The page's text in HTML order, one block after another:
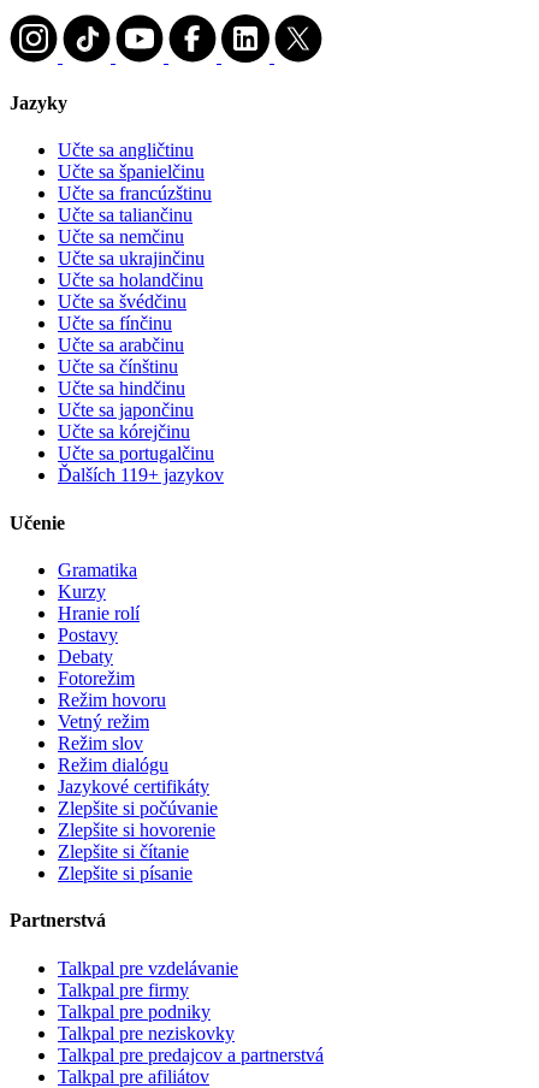
Jazyky
Učte sa angličtinu
Učte sa španielčinu
Učte sa francúzštinu
Učte sa taliančinu
Učte sa nemčinu
Učte sa ukrajinčinu
Učte sa holandčinu
Učte sa švédčinu
Učte sa fínčinu
Učte sa arabčinu
Učte sa čínštinu
Učte sa hindčinu
Učte sa japončinu
Učte sa kórejčinu
Učte sa portugalčinu
Ďalších 119+ jazykov
Učenie
Gramatika
Kurzy
Hranie rolí
Postavy
Debaty
Fotorežim
Režim hovoru
Vetný režim
Režim slov
Režim dialógu
Jazykové certifikáty
Zlepšite si počúvanie
Zlepšite si hovorenie
Zlepšite si čítanie
Zlepšite si písanie
Partnerstvá
Talkpal pre vzdelávanie
Talkpal pre firmy
Talkpal pre podniky
Talkpal pre neziskovky
Talkpal pre predajcov a partnerstvá
Talkpal pre afiliátov